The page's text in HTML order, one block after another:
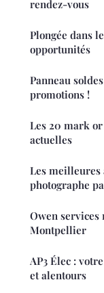
rendez-vous
Plongée dans
opportunités
Panneau
promotions !
Les 20 mark
actuelles
Les meilleures
photographe
Owen services
Montpellier
AP3 Élec :
et alentours